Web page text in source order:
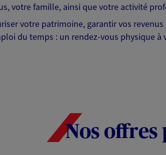
votre famille, ainsi que votre activité
votre patrimoine, garantir vos
du temps : un rendez-vous physique
Nos offres